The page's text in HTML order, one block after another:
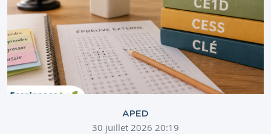
APED
30 juillet 2026 20:19